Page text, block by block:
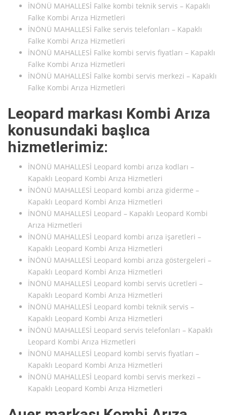
İNÖNÜ MAHALLESİ Falke kombi teknik servis – Kapaklı
Falke Kombi Arıza Hizmetleri
İNÖNÜ MAHALLESİ Falke servis telefonları – Kapaklı
Falke Kombi Arıza Hizmetleri
İNÖNÜ MAHALLESİ Falke kombi servis fiyatları – Kapaklı
Falke Kombi Arıza Hizmetleri
İNÖNÜ MAHALLESİ Falke kombi servis merkezi – Kapaklı
Falke Kombi Arıza Hizmetleri
Leopard markası Kombi Arıza
konusundaki başlıca
hizmetlerimiz:
İNÖNÜ MAHALLESİ Leopard kombi arıza kodları –
Kapaklı Leopard Kombi Arıza Hizmetleri
İNÖNÜ MAHALLESİ Leopard kombi arıza giderme –
Kapaklı Leopard Kombi Arıza Hizmetleri
İNÖNÜ MAHALLESİ Leopard – Kapaklı Leopard Kombi
Arıza Hizmetleri
İNÖNÜ MAHALLESİ Leopard kombi arıza işaretleri –
Kapaklı Leopard Kombi Arıza Hizmetleri
İNÖNÜ MAHALLESİ Leopard kombi arıza göstergeleri –
Kapaklı Leopard Kombi Arıza Hizmetleri
İNÖNÜ MAHALLESİ Leopard kombi servis ücretleri –
Kapaklı Leopard Kombi Arıza Hizmetleri
İNÖNÜ MAHALLESİ Leopard kombi teknik servis –
Kapaklı Leopard Kombi Arıza Hizmetleri
İNÖNÜ MAHALLESİ Leopard servis telefonları – Kapaklı
Leopard Kombi Arıza Hizmetleri
İNÖNÜ MAHALLESİ Leopard kombi servis fiyatları –
Kapaklı Leopard Kombi Arıza Hizmetleri
İNÖNÜ MAHALLESİ Leopard kombi servis merkezi –
Kapaklı Leopard Kombi Arıza Hizmetleri